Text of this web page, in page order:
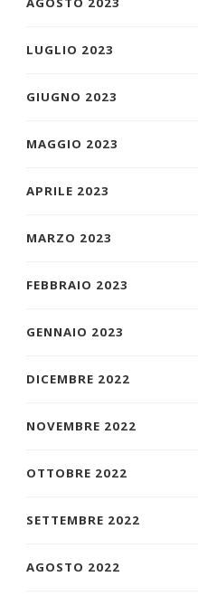
LUGLIO 2023
GIUGNO 2023
MAGGIO 2023
APRILE 2023
MARZO 2023
FEBBRAIO 2023
GENNAIO 2023
DICEMBRE 2022
NOVEMBRE 2022
OTTOBRE 2022
SETTEMBRE 2022
AGOSTO 2022